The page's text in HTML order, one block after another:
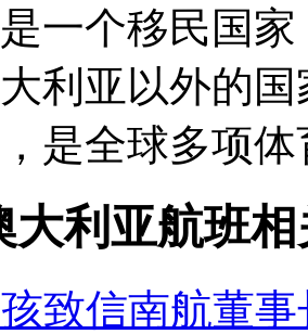
一个移民国
利亚以外的
是全球多项
大利亚航班
致信南航董